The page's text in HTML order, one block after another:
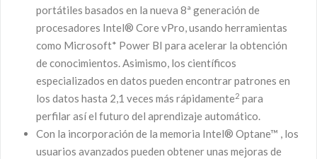
portátiles basados en la nueva 8ª generación de
procesadores Intel® Core vPro, usando herramientas
como Microsoft* Power BI para acelerar la obtención
de conocimientos. Asimismo, los científicos
especializados en datos pueden encontrar patrones en
los datos hasta 2,1 veces más rápidamente2 para
perfilar así el futuro del aprendizaje automático.
Con la incorporación de la memoria Intel® Optane™ , los
usuarios avanzados pueden obtener unas mejoras de